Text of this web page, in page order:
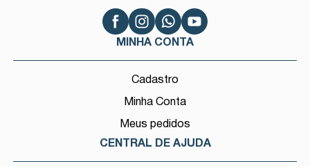
MINHA CONTA
Cadastro
Minha Conta
Meus pedidos
CENTRAL DE AJUDA